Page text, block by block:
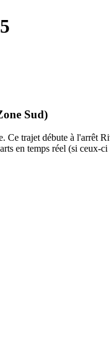
Sud)
trajet débute à l'arrêt
en temps réel (si ceux-